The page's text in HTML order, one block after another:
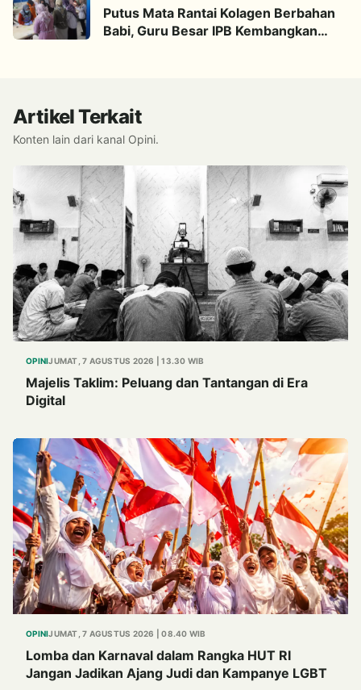
Putus Mata Rantai Kolagen Berbahan
Babi, Guru Besar IPB Kembangkan
Artikel Terkait
Konten lain dari kanal Opini.
OPINIJUMAT, 7 AGUSTUS 2026 | 13.30 WIB
Majelis Taklim: Peluang dan Tantangan di Era
Digital
OPINIJUMAT, 7 AGUSTUS 2026 | 08.40 WIB
Lomba dan Karnaval dalam Rangka HUT RI
Jangan Jadikan Ajang Judi dan Kampanye LGBT